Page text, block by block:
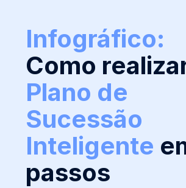
Infográfico:
Como
Plano de
Sucessão
Inteligente
passos